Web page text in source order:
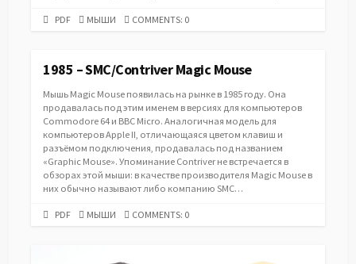
PDF
PDF CATEGORIES
МЫШИ COMMENTS: 0
1985 – SMC/Contriver Magic Mouse
Мышь Magic Mouse появилась на рынке в 1985 году. Она
продавалась под этим именем в версиях для компьютеров
Commodore 64 и BBC Micro. Аналогичная модель для
компьютеров Apple II, отличающаяся цветом клавиш и
разъёмом подключения, продавалась под названием
«Graphic Mouse». Упоминание Contriver не встречается в
обзорах этой мыши: в качестве производителя Magic Mouse в
них обычно называют либо компанию SMC…
PDF
PDF CATEGORIES
МЫШИ COMMENTS: 0